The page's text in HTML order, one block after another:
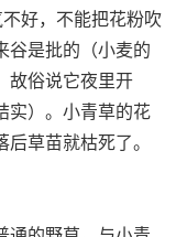
好，不能把花粉吹
谷是批的（小麦的
故俗说它夜里开
实）。小青草的花
草苗就枯死了。